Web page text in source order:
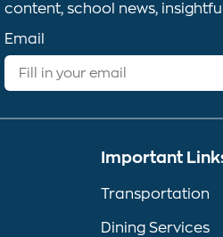
content, school news,
Email
Important
Transportation
Dining Services